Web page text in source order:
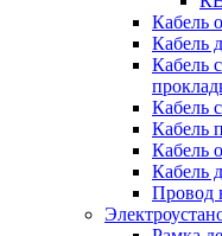
Кабель
Кабель
Кабель
Кабель
Кабель
Кабель
Кабель
Провод